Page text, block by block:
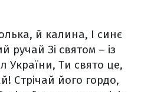
й калина, І синє
ручай Зі святом – із
України, Ти свято це,
Стрічай його гордо,